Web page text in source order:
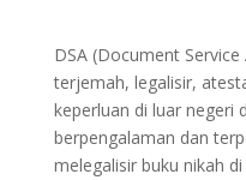
DSA (Document
terjemah, legalisir,
keperluan di luar negeri
berpengalaman dan
melegalisir buku nikah